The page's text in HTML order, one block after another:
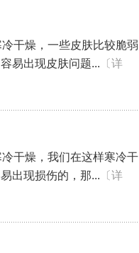
干燥，一些皮肤比较脆弱
易出现皮肤问题... 〔详
干燥，我们在这样寒冷干
出现损伤的，那... 〔详